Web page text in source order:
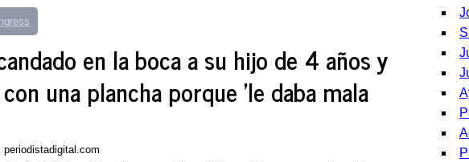
en la boca a su hijo de 4 años y
una plancha porque 'le daba mala
periodistadigital.com